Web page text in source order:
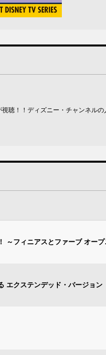
聴！！ディズニー・チャンネル
～フィニアスとファーブ オー
エクステンデッド・バージョン